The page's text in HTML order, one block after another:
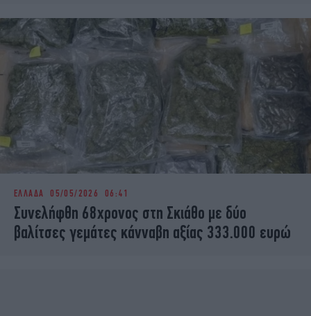
ΕΛΛΑΔΑ 05/05/2026 06:41
Συνελήφθη 68χρονος στη Σκιάθο με δύο
βαλίτσες γεμάτες κάνναβη αξίας 333.000 ευρώ